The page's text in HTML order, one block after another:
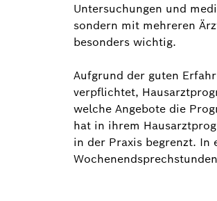
Untersuchungen und
sondern mit mehreren
besonders wichtig.
Aufgrund der guten
verpflichtet,
welche Angebote die
hat in ihrem
in der Praxis begrenzt. In